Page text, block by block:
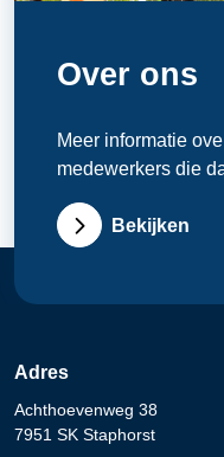
Over ons
Meer informatie
medewerkers die
Bekijken
Adres
Achthoevenweg 38
7951 SK Staphorst